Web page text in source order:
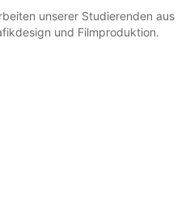
unserer Studierenden aus
und Filmproduktion.